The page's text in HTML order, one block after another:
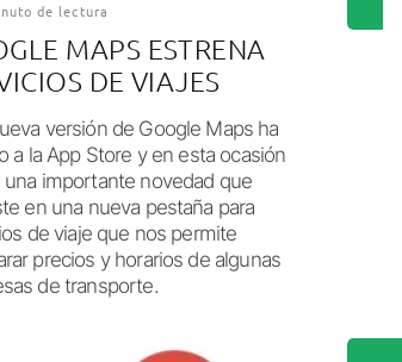
de lectura
MAPS ESTRENA
DE VIAJES
versión de Google Maps ha
a la App Store y en esta ocasión
una importante novedad que
en una nueva pestaña para
de viaje que nos permite
precios y horarios de algunas
de transporte.